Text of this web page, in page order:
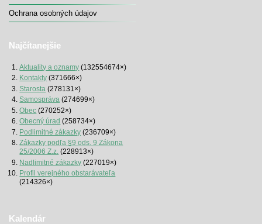
Ochrana osobných údajov
Najčítanejšie
Aktuality a oznamy (132554674×)
Kontakty (371666×)
Starosta (278131×)
Samospráva (274699×)
Obec (270252×)
Obecný úrad (258734×)
Podlimitné zákazky (236709×)
Zákazky podľa §9 ods. 9 Zákona
25/2006 Z.z. (228913×)
Nadlimitné zákazky (227019×)
Profil verejného obstarávateľa
(214326×)
Kalendár